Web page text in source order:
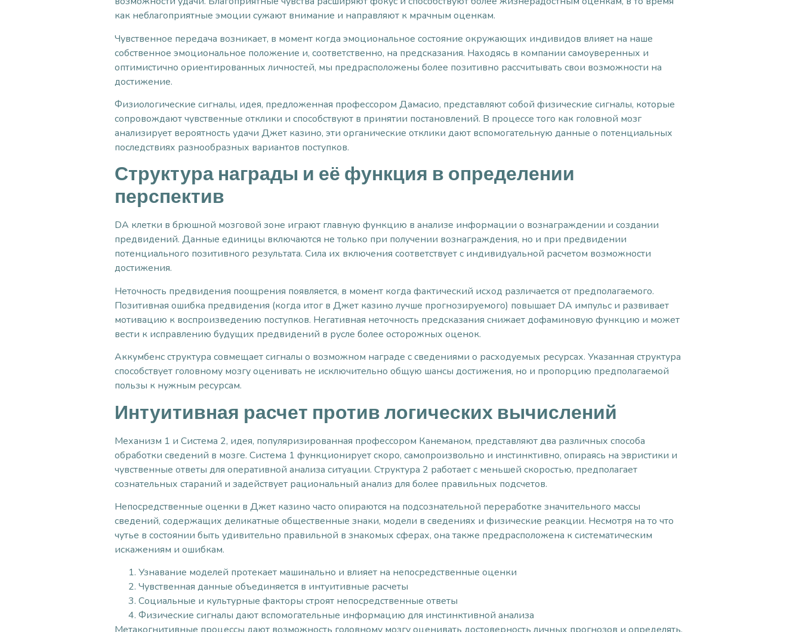
как неблагоприятные эмоции сужают внимание и направляют к мрачным оценкам.
Чувственное передача возникает, в момент когда эмоциональное состояние окружающих индивидов влияет на наше
собственное эмоциональное положение и, соответственно, на предсказания. Находясь в компании самоуверенных и
оптимистично ориентированных личностей, мы предрасположены более позитивно рассчитывать свои возможности на
достижение.
Физиологические сигналы, идея, предложенная профессором Дамасио, представляют собой физические сигналы, которые
сопровождают чувственные отклики и способствуют в принятии постановлений. В процессе того как головной мозг
анализирует вероятность удачи Джет казино, эти органические отклики дают вспомогательную данные о потенциальных
последствиях разнообразных вариантов поступков.
Структура награды и её функция в определении
перспектив
DA клетки в брюшной мозговой зоне играют главную функцию в анализе информации о вознаграждении и создании
предвидений. Данные единицы включаются не только при получении вознаграждения, но и при предвидении
потенциального позитивного результата. Сила их включения соответствует с индивидуальной расчетом возможности
достижения.
Неточность предвидения поощрения появляется, в момент когда фактический исход различается от предполагаемого.
Позитивная ошибка предвидения (когда итог в Джет казино лучше прогнозируемого) повышает DA импульс и развивает
мотивацию к воспроизведению поступков. Негативная неточность предсказания снижает дофаминовую функцию и может
вести к исправлению будущих предвидений в русле более осторожных оценок.
Аккумбенс структура совмещает сигналы о возможном награде с сведениями о расходуемых ресурсах. Указанная структура
способствует головному мозгу оценивать не исключительно общую шансы достижения, но и пропорцию предполагаемой
пользы к нужным ресурсам.
Интуитивная расчет против логических вычислений
Механизм 1 и Система 2, идея, популяризированная профессором Канеманом, представляют два различных способа
обработки сведений в мозге. Система 1 функционирует скоро, самопроизвольно и инстинктивно, опираясь на эвристики и
чувственные ответы для оперативной анализа ситуации. Структура 2 работает с меньшей скоростью, предполагает
сознательных стараний и задействует рациональный анализ для более правильных подсчетов.
Непосредственные оценки в Джет казино часто опираются на подсознательной переработке значительного массы
сведений, содержащих деликатные общественные знаки, модели в сведениях и физические реакции. Несмотря на то что
чутье в состоянии быть удивительно правильной в знакомых сферах, она также предрасположена к систематическим
искажениям и ошибкам.
Узнавание моделей протекает машинально и влияет на непосредственные оценки
Чувственная данные объединяется в интуитивные расчеты
Социальные и культурные факторы строят непосредственные ответы
Физические сигналы дают вспомогательные информацию для инстинктивной анализа